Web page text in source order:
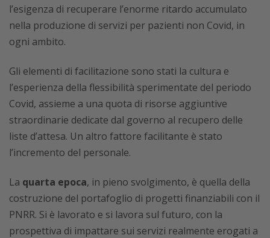
l’esigenza di recuperare l’enorme ritardo accumulato
nella produzione di servizi per pazienti non Covid, in
ogni ambito.
Gli elementi di facilitazione sono stati la cultura e
l’esperienza della flessibilità sperimentate del periodo
Covid, assieme a una quota di risorse aggiuntive
straordinarie dedicate dal governo al recupero delle
liste d’attesa. Un altro fattore facilitante è stato
l’incremento del personale.
La quarta epoca, in pieno svolgimento, è quella della
costruzione del portafoglio di progetti finanziabili con il
PNRR. Si è lavorato e si lavora sul futuro, con la
prospettiva di impattare sui servizi realmente erogati a